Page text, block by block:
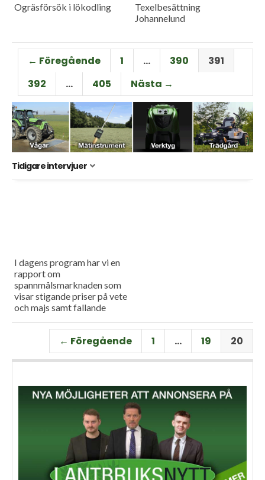
Ogräsförsök i lökodling
Texelbesättning
Johannelund
← Föregående 1 … 390
391
392
… 405 Nästa →
Tidigare intervjuer
I dagens program har vi en
rapport om
spannmålsmarknaden som
visar stigande priser på vete
och majs samt fallande
premiär för vårt
måndagsprogram med en
längre intervju med Erik
Stjerndahl vd för HIR Skåne,
fältdagar.
← Föregående 1 … 19 20